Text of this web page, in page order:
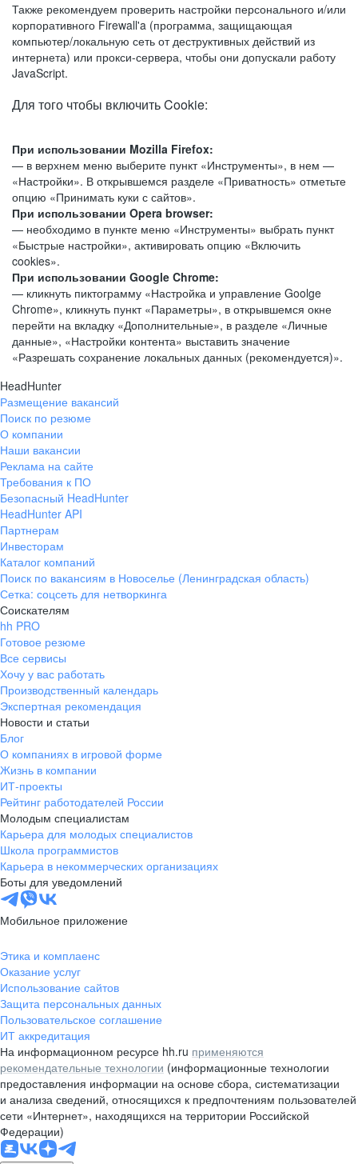
Также рекомендуем проверить настройки персонального и/или
корпоративного Firewall'a (программа, защищающая
компьютер/локальную сеть от деструктивных действий из
интернета) или прокси-сервера, чтобы они допускали работу
JavaScript.
Для того чтобы включить Cookie:
При использовании Mozilla Firefox:
— в верхнем меню выберите пункт «Инструменты», в нем —
«Настройки». В открывшемся разделе «Приватность» отметьте
опцию «Принимать куки с сайтов».
При использовании Opera browser:
— необходимо в пункте меню «Инструменты» выбрать пункт
«Быстрые настройки», активировать опцию «Включить
cookies».
При использовании Google Chrome:
— кликнуть пиктограмму «Настройка и управление Goolge
Chrome», кликнуть пункт «Параметры», в открывшемся окне
перейти на вкладку «Дополнительные», в разделе «Личные
данные», «Настройки контента» выставить значение
«Разрешать сохранение локальных данных (рекомендуется)».
HeadHunter
Размещение вакансий
Поиск по резюме
О компании
Наши вакансии
Реклама на сайте
Требования к ПО
Безопасный HeadHunter
HeadHunter API
Партнерам
Инвесторам
Каталог компаний
Поиск по вакансиям в Новоселье (Ленинградская область)
Сетка: соцсеть для нетворкинга
Соискателям
hh PRO
Готовое резюме
Все сервисы
Хочу у вас работать
Производственный календарь
Экспертная рекомендация
Новости и статьи
Блог
О компаниях в игровой форме
Жизнь в компании
ИТ-проекты
Рейтинг работодателей России
Молодым специалистам
Карьера для молодых специалистов
Школа программистов
Карьера в некоммерческих организациях
Боты для уведомлений
Мобильное приложение
Этика и комплаенс
Оказание услуг
Использование сайтов
Защита персональных данных
Пользовательское соглашение
ИТ аккредитация
На информационном ресурсе hh.ru применяются
рекомендательные технологии (информационные технологии
предоставления информации на основе сбора, систематизации
и анализа сведений, относящихся к предпочтениям пользователей
сети «Интернет», находящихся на территории Российской
Федерации)